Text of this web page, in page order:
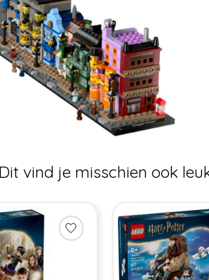
Dit vind je misschien ook